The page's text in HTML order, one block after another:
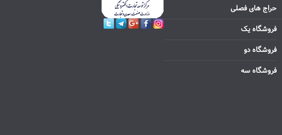
حراج های فصلی
فروشگاه یک
فروشگاه دو
فروشگاه سه